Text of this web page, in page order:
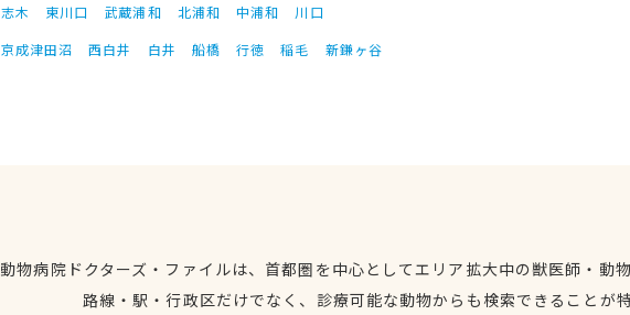
志木 東川口 武蔵浦和 北浦和 中浦和
川口
京成津田沼 西白井 白井 船橋 行徳 稲毛 新鎌ヶ谷
動物病院ドクターズ・ファイルは、首都圏を中心としてエリア拡大中の獣医師・動
路線・駅・行政区だけでなく、診療可能な動物からも検索できることが